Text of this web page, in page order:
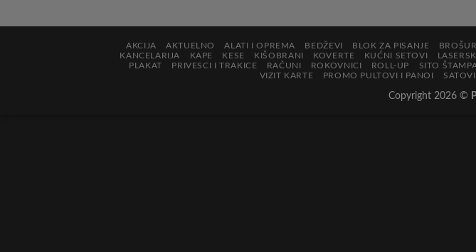
AKCIJA AKTUELNO ALATI I OPREMA BEDŽEVI BLOK ZA PISANJE
KANCELARIJA
KAPE KESE KIŠOBRANI KOVERTE KUĆNI SETOVI
PLAKAT
PRIVESCI I TRAKICE RAČUNI ROKOVNICI ROLL-UP SITO
VIZIT KARTE
PROMO PULTOVI I PANOI SATOVI
Copyright 2026 ©